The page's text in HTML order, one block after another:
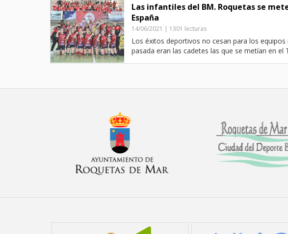
Las infantiles del BM. Roquetas se
España
14/06/2021 | 1301 lecturas
Los éxitos deportivos no cesan para los
pasada eran las cadetes las que se metían en el